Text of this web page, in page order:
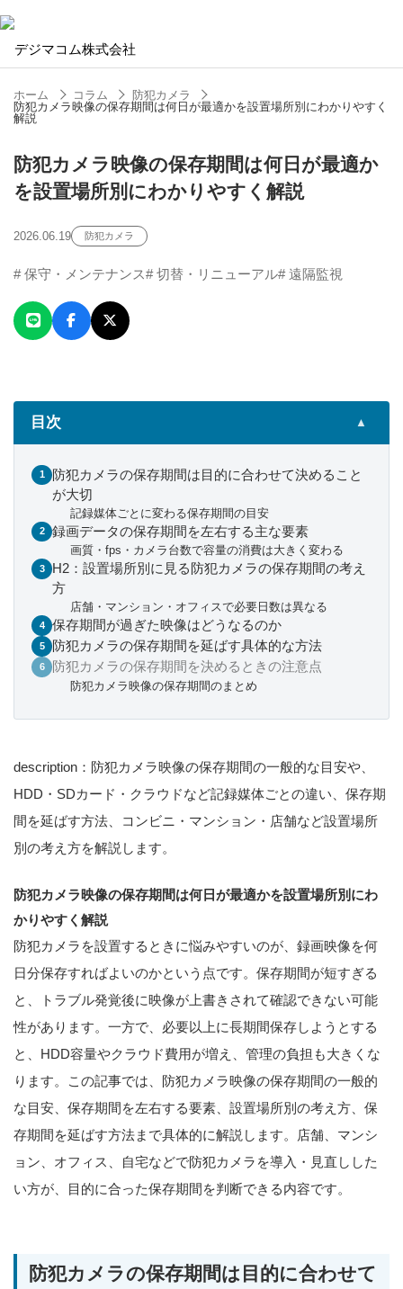
SERVICE
事業案内
ホーム コラム
防犯カメラ
防犯カメラ映像の保存期間は何日が最適かを設置場所別にわかりやすく
解説
防犯カメラ映像の保存期間は何日が最適か
を設置場所別にわかりやすく解説
2026.06.19 防犯カメラ
保守・メンテナンス 切替・リニューアル 遠隔監視
目次 ▲
防犯カメラの保存期間は目的に合わせて決めること
が大切
記録媒体ごとに変わる保存期間の目安
録画データの保存期間を左右する主な要素
画質・fps・カメラ台数で容量の消費は大きく変わる
H2：設置場所別に見る防犯カメラの保存期間の考え
方
店舗・マンション・オフィスで必要日数は異なる
保存期間が過ぎた映像はどうなるのか
防犯カメラの保存期間を延ばす具体的な方法
防犯カメラの保存期間を決めるときの注意点
防犯カメラ映像の保存期間のまとめ
description：防犯カメラ映像の保存期間の一般的な目安や、
HDD・SDカード・クラウドなど記録媒体ごとの違い、保存期
間を延ばす方法、コンビニ・マンション・店舗など設置場所
別の考え方を解説します。
防犯カメラ映像の保存期間は何日が最適かを設置場所別にわ
かりやすく解説
防犯カメラを設置するときに悩みやすいのが、録画映像を何
日分保存すればよいのかという点です。保存期間が短すぎる
と、トラブル発覚後に映像が上書きされて確認できない可能
性があります。一方で、必要以上に長期間保存しようとする
と、HDD容量やクラウド費用が増え、管理の負担も大きくな
ります。この記事では、防犯カメラ映像の保存期間の一般的
な目安、保存期間を左右する要素、設置場所別の考え方、保
存期間を延ばす方法まで具体的に解説します。店舗、マンシ
ョン、オフィス、自宅などで防犯カメラを導入・見直しした
い方が、目的に合った保存期間を判断できる内容です。
防犯カメラの保存期間は目的に合わせて